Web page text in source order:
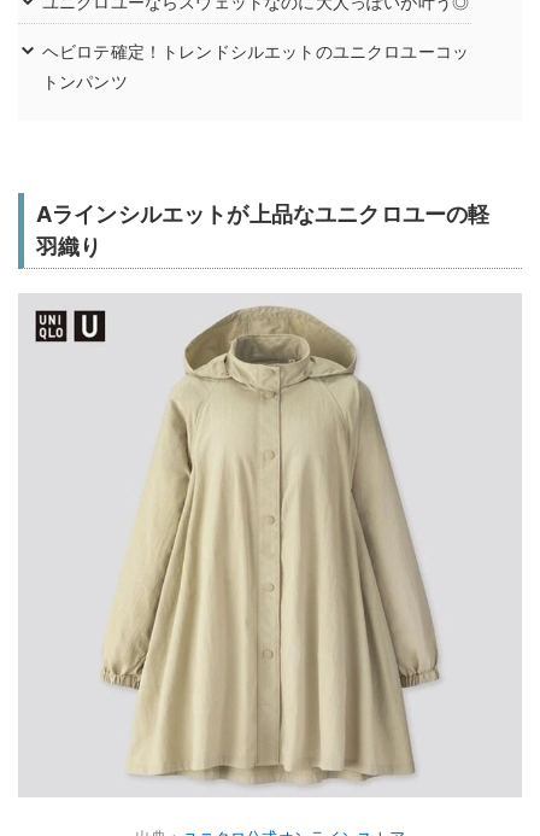
ヘビロテ確定！トレンドシルエットのユニクロユーコッ
トンパンツ
Aラインシルエットが上品なユニクロユーの軽
羽織り